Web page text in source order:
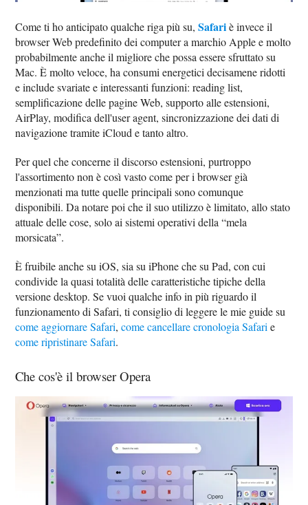
Come ti ho anticipato qualche riga più su,Safariè invece il
browser Web predefinito dei computer a marchio Apple e molto
probabilmente anche il migliore che possa essere sfruttato su
Mac. È molto veloce, ha consumi energetici decisamene ridotti
e include svariate e interessanti funzioni: reading list,
semplificazione delle pagine Web, supporto alle estensioni,
AirPlay, modifica dell'user agent, sincronizzazione dei dati di
navigazione tramite iCloud e tanto altro.
Per quel che concerne il discorso estensioni, purtroppo
l'assortimento non è così vasto come per i browser già
menzionati ma tutte quelle principali sono comunque
disponibili. Da notare poi che il suo utilizzo è limitato, allo stato
attuale delle cose, solo ai sistemi operativi della “mela
morsicata”.
È fruibile anche su iOS, sia su iPhone che su Pad, con cui
condivide la quasi totalità delle caratteristiche tipiche della
versione desktop. Se vuoi qualche info in più riguardo il
funzionamento di Safari, ti consiglio di leggere le mie guide su
come aggiornare Safari,come cancellare cronologia Safari e
come ripristinare Safari.
Che cos'è il browser Opera